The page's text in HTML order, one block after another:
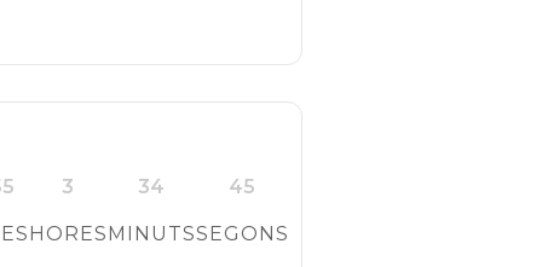
3
HORES
34
MINUTS
45
SEGONS